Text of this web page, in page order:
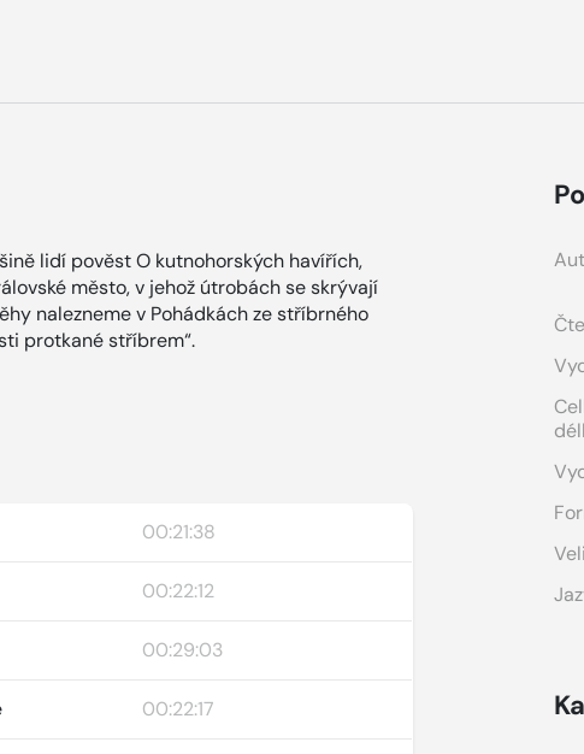
lidí pověst O kutnohorských havířích,
město, v jehož útrobách se skrývají
nalezneme v Pohádkách ze stříbrného
protkané stříbrem“.
00:21:38
00:22:12
00:29:03
00:22:17